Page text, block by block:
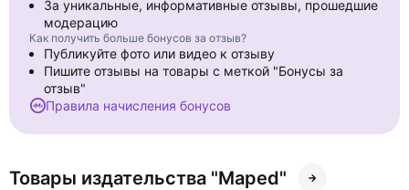
За уникальные, информативные отзывы, прошедшие
модерацию
Как получить больше бонусов за отзыв?
Публикуйте фото или видео к отзыву
Пишите отзывы на товары с меткой "Бонусы за
отзыв"
Правила начисления бонусов
Товары издательства "Maped"